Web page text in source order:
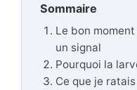
Sommaire
Le bon moment
un signal
Pourquoi la
Ce que je